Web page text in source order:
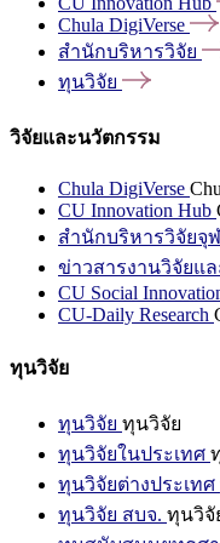
Chula DigiVerse
สำนักบริหารวิจัย
ทุนวิจัย
วิจัยและนวัตกรรม
Chula DigiVerse
CU Innovation Hub
สำนักบริหารวิจัยจุ
ข่าวสารงานวิจัยแ
CU Social
CU-Daily Research
ทุนวิจัย
ทุนวิจัย ทุนวิจัย
ทุนวิจัยในประเทศ
ทุนวิจัยต่างประเทศ
ทุนวิจัย สบจ. ทุนวิจั